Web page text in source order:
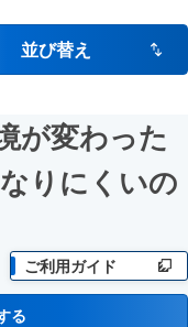
並び替え
が変わった
りにくいの
ご利用ガイド
る